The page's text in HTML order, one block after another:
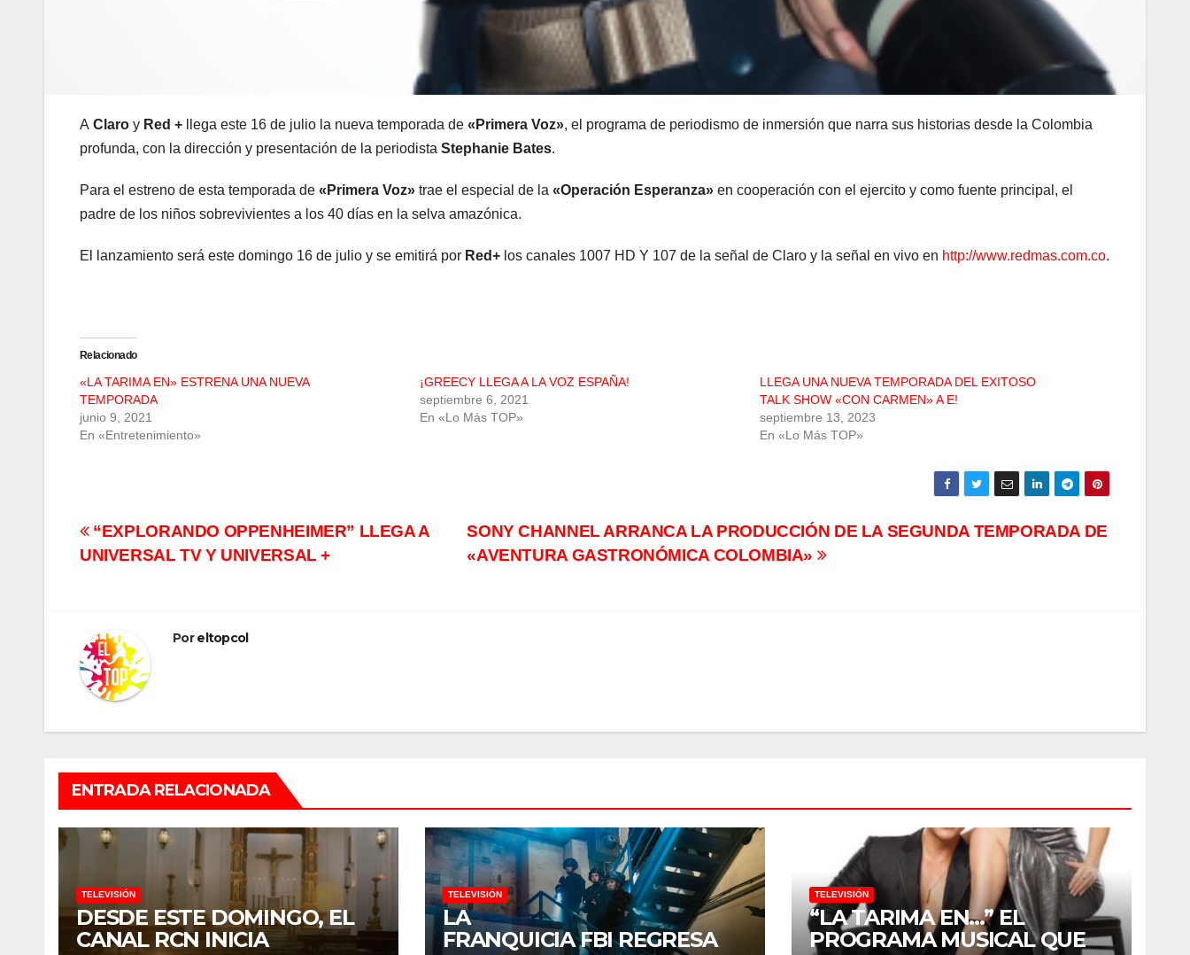
A Claro y Red + llega este 16 de julio la nueva temporada de «Primera Voz», el programa de periodismo de inmersión que narra sus historias desde la Colombia
profunda, con la dirección y presentación de la periodista Stephanie Bates.
Para el estreno de esta temporada de «Primera Voz» trae el especial de la «Operación Esperanza» en cooperación con el ejercito y como fuente principal, el
padre de los niños sobrevivientes a los 40 días en la selva amazónica.
El lanzamiento será este domingo 16 de julio y se emitirá por Red+ los canales 1007 HD Y 107 de la señal de Claro y la señal en vivo en http://www.redmas.com.co.
Relacionado
«LA TARIMA EN» ESTRENA UNA NUEVA
TEMPORADA
junio 9, 2021
En «Entretenimiento»
¡GREECY LLEGA A LA VOZ ESPAÑA!
septiembre 6, 2021
En «Lo Más TOP»
LLEGA UNA NUEVA TEMPORADA DEL EXITOSO
TALK SHOW «CON CARMEN» A E!
septiembre 13, 2023
En «Lo Más TOP»
Navegación
SONY CHANNEL ARRANCA LA PRODUCCIÓN DE LA SEGUNDA TEMPORADA DE
«AVENTURA GASTRONÓMICA COLOMBIA»
“EXPLORANDO OPPENHEIMER” LLEGA A
UNIVERSAL TV Y UNIVERSAL +
Poreltopcol
ENTRADA RELACIONADA
TELEVISIÓN
DESDE ESTE DOMINGO, EL
CANAL RCN INICIA
TELEVISIÓN
LA
FRANQUICIA FBI REGRESA
TELEVISIÓN
“LA TARIMA EN…” EL
PROGRAMA MUSICAL QUE